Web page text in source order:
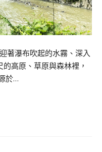
著瀑布吹起的水霧、深入
高原、草原與森林裡，
於…